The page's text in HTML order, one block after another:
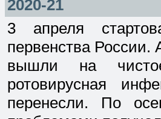
2020-21
3 апреля
первенства
вышли на
ротовирусная
перенесли. По